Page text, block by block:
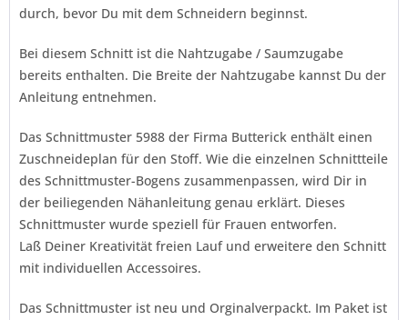
durch, bevor Du mit dem Schneidern beginnst.
Bei diesem Schnitt ist die Nahtzugabe / Saumzugabe
bereits enthalten. Die Breite der Nahtzugabe kannst Du der
Anleitung entnehmen.
Das Schnittmuster 5988 der Firma Butterick enthält einen
Zuschneideplan für den Stoff. Wie die einzelnen Schnittteile
des Schnittmuster-Bogens zusammenpassen, wird Dir in
der beiliegenden Nähanleitung genau erklärt. Dieses
Schnittmuster wurde speziell für Frauen entworfen.
Laß Deiner Kreativität freien Lauf und erweitere den Schnitt
mit individuellen Accessoires.
Das Schnittmuster ist neu und Orginalverpackt. Im Paket ist